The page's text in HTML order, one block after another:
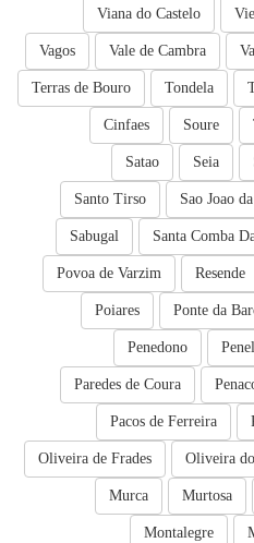
Viana do Castelo
Vale de Cambra
Vagos
Tondela
Terras de Bouro
Soure
Cinfaes
Seia
Satao
Sao Joao
Santo Tirso
Santa Comba
Sabugal
Resende
Povoa de Varzim
Ponte da
Poiares
Penedono
Paredes de Coura
Pacos de Ferreira
Oliveira
Oliveira de Frades
Murtosa
Murca
Montalegre